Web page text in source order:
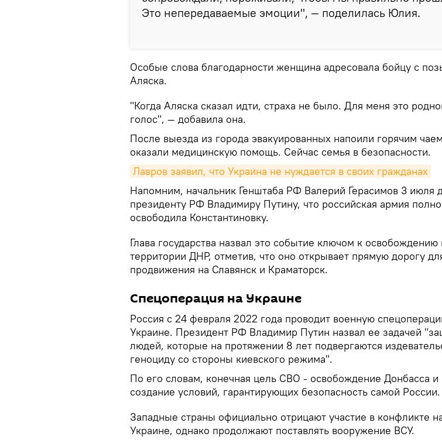
Это непередаваемые эмоции", — поделилась Юлия.
Особые слова благодарности женщина адресовала бойцу с
Аляска.
"Когда Аляска сказал идти, страха не было. Для меня это
голос", — добавила она.
После выезда из города эвакуированных напоили горячим
оказали медицинскую помощь. Сейчас семья в безопасности.
Лавров заявил, что Украина не нуждается в своих гражданах
Напомним, начальник Генштаба РФ Валерий Герасимов 3 июля
президенту РФ Владимиру Путину, что российская армия
освободила Константиновку.
Глава государства назвал это событие ключом к освобождению
территории ДНР, отметив, что оно открывает прямую дорогу
продвижения на Славянск и Краматорск.
Спецоперация на Украине
Россия с 24 февраля 2022 года проводит военную
Украине. Президент РФ Владимир Путин назвал ее задачей
людей, которые на протяжении 8 лет подвергаются
геноциду со стороны киевского режима".
По его словам, конечная цель СВО - освобождение Донбасса и
создание условий, гарантирующих безопасность самой России.
Западные страны официально отрицают участие в конфликте
Украине, однако продолжают поставлять вооружение ВСУ.